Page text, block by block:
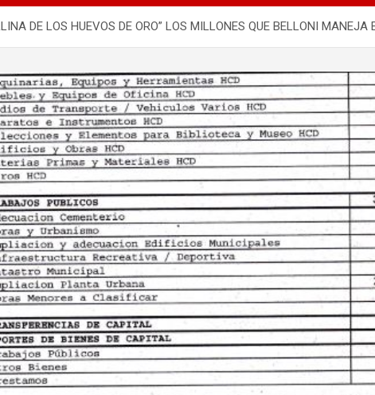
DE LOS HUEVOS DE ORO” LOS MILLONES QUE BELLONI MANEJA